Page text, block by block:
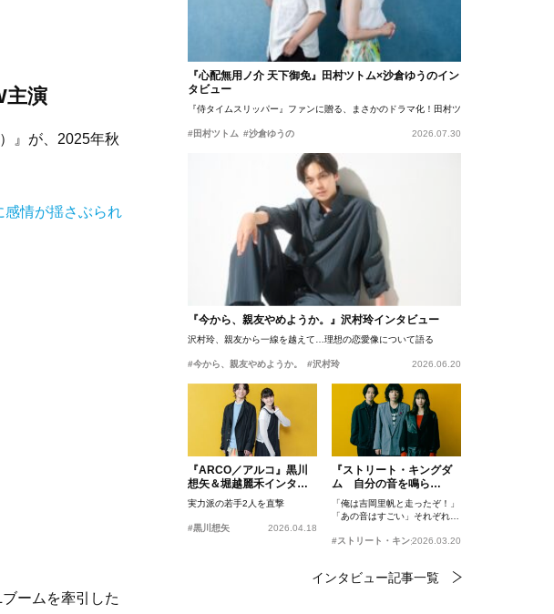
主演
』が、2025年秋
感情が揺さぶられ
ームを牽引した
『心配無用ノ介 天下御免』田村ツトム×沙倉ゆうのイン
タビュー
『侍タイムスリッパー』ファンに贈る、まさかのドラマ化！田村ツトム×沙倉ゆうのが語
#田村ツトム #沙倉ゆうの 2026.07.30
『今から、親友やめようか。』沢村玲インタビュー
沢村玲、親友から一線を越えて…理想の恋愛像について語る
#今から、親友やめようか。 #沢村玲 2026.06.20
『ARCO／アルコ』黒川
想矢＆堀越麗禾インタビ
ュー
実力派の若手2人を直撃
#黒川想矢 2026.04.18
『ストリート・キングダ
ム 自分の音を鳴ら
せ。』峯田和伸、若葉竜
也、吉岡里帆インタビュ
ー
「俺は吉岡里帆と走ったぞ！」
「あの音はすごい」それぞれの
#ストリート・キングダム 自分の音を鳴らせ。
2026.03.20
インタビュー記事一覧